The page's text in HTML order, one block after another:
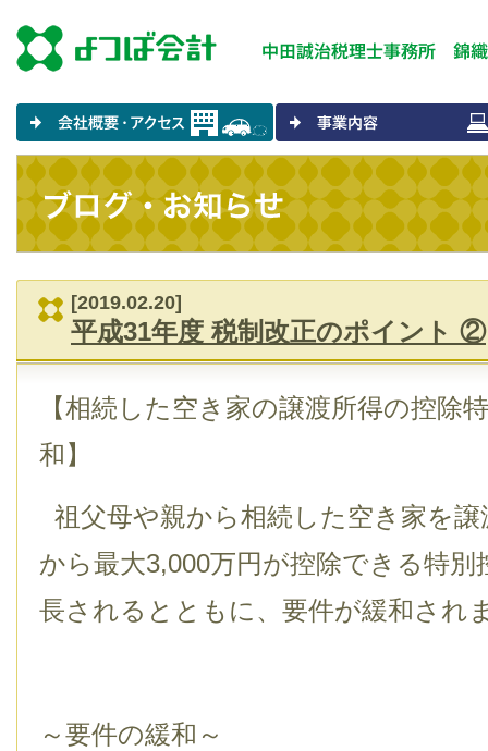
[2019.02.20]
平成31年度 税制改正のポイント ②
【相続した空き家の譲渡所得の控除
和】
祖父母や親から相続した空き家を
から最大3,000万円が控除できる特別
長されるとともに、要件が緩和され
～要件の緩和～